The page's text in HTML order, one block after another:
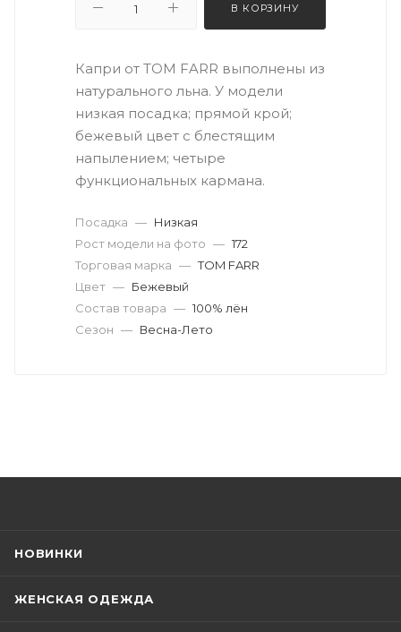
В КОРЗИНУ
Капри от TOM FARR выполнены из
натурального льна. У модели
низкая посадка; прямой крой;
бежевый цвет с блестящим
напылением; четыре
функциональных кармана.
Посадка — Низкая
Рост модели на фото — 172
Торговая марка — TOM FARR
Цвет — Бежевый
Состав товара — 100% лён
Сезон — Весна-Лето
НОВИНКИ
ЖЕНСКАЯ ОДЕЖДА